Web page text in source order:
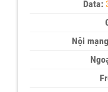
Data:
Nội